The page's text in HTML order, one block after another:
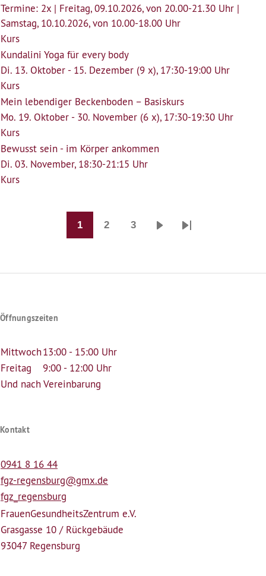
Termine: 2x | Freitag, 09.10.2026, von 20.00-21.30 Uhr |
Samstag, 10.10.2026, von 10.00-18.00 Uhr
Kurs
Kundalini Yoga für every body
Di. 13. Oktober - 15. Dezember (9 x), 17:30-19:00 Uhr
Kurs
Mein lebendiger Beckenboden – Basiskurs
Mo. 19. Oktober - 30. November (6 x), 17:30-19:30 Uhr
Kurs
Bewusst sein - im Körper ankommen
Di. 03. November, 18:30-21:15 Uhr
Kurs
Seitennummerierung
1 2 3
NächsteLast
Öffnungszeiten
Mittwoch13:00 - 15:00 Uhr
Freitag
9:00 - 12:00 Uhr
Und nach Vereinbarung
Kontakt
0941 8 16 44
fgz-regensburg@gmx.de
fgz_regensburg
Frauen­Gesundheits­Zentrum e.V.
Grasgasse 10 / Rückgebäude
93047 Regensburg